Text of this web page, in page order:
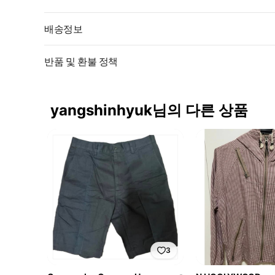
배송정보
반품 및 환불 정책
yangshinhyuk님의 다른 상품
3